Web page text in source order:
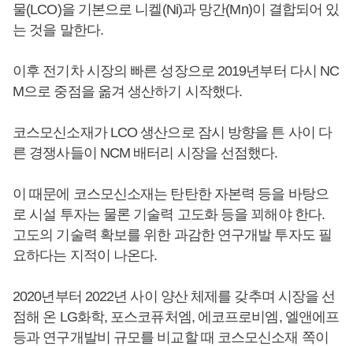
물(LCO)을 기본으로 니켈(Ni)과 망간(Mn)이 결합되어 있
는 것을 말한다.
이후 전기차 시장의 빠른 성장으로 2019년부터 다시 NC
M으로 중점을 옮겨 생산하기 시작했다.
코스모신소재가 LCO 생산으로 잠시 방향을 튼 사이 다
른 경쟁사들이 NCM 배터리 시장을 선점했다.
이 때문에 코스모신소재는 탄탄한 자본력 등을 바탕으
로 시설 투자는 물론 기술력 고도화 등을 꾀해야 한다.
고도의 기술력 확보를 위한 과감한 연구개발 투자도 필
요하다는 지적이 나온다.
2020년부터 2022년 사이 양산 체제를 갖추며 시장을 선
점해 온 LG화학, 포스코퓨처엠, 에코프로비엠, 엘앤에프
등과 연구개발비 규모를 비교할 때 코스모신소재 쪽이